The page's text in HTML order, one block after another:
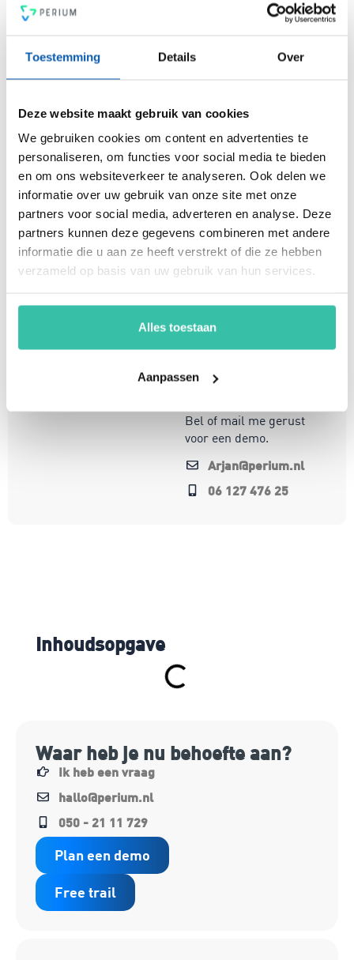
Toestemming Details Over
Deze website maakt gebruik van cookies
We gebruiken cookies om content en advertenties te
personaliseren, om functies voor social media te bieden
en om ons websiteverkeer te analyseren. Ook delen we
informatie over uw gebruik van onze site met onze
partners voor social media, adverteren en analyse. Deze
partners kunnen deze gegevens combineren met andere
informatie die u aan ze heeft verstrekt of die ze hebben
verzameld op basis van uw gebruik van hun services.
Alles toestaan
Aanpassen
PDCA-cyclus, een 4-ogen principe en heldere rapportages.
onder andere security, privacy, duurzaamheid, milieu,
energiemanagement, ARBO en nog veel meer. Vergroot de
weerbaarheid van je organisatie snel, eenvoudig en
Arjan Kremer
Mede-oprichter Perium
B.V.
Met een achtergrond in
risicomanagement, ICT
en een passie voor
innovatie, help ik
weerbaar en compliant
te opereren in een
op oplossingen die écht
Bel of mail me gerust
voor een demo.
Arjan@perium.nl
06 127 476 25
Inhoudsopgave
Waar heb je nu behoefte aan?
Ik heb een vraag
hallo@perium.nl
050 - 21 11 729
Plan een demo
Free trail